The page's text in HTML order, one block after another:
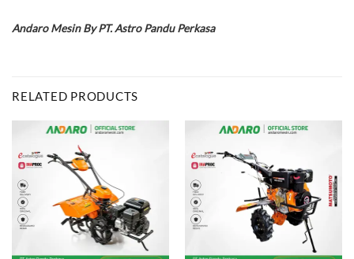
Andaro Mesin By PT. Astro Pandu Perkasa
RELATED PRODUCTS